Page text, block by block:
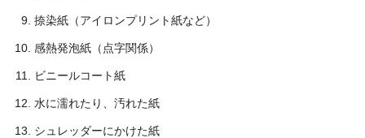
捺染紙（アイロンプリント紙など）
感熱発泡紙（点字関係）
ビニールコート紙
水に濡れたり、汚れた紙
シュレッダーにかけた紙